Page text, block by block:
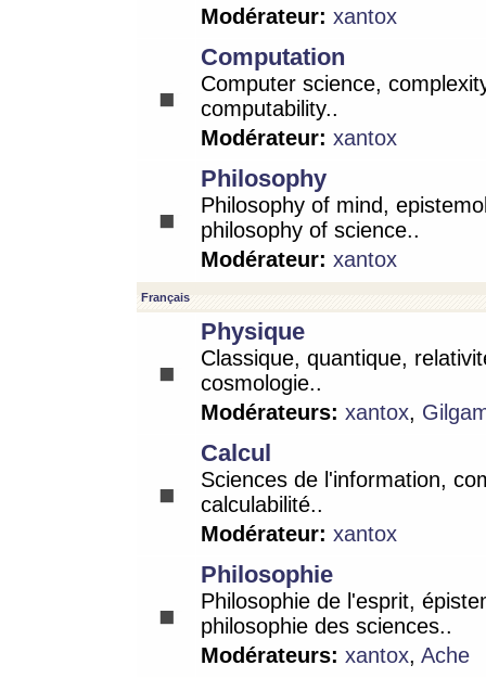
Modérateur: xantox
Computation
Computer science,
computability..
Modérateur: xantox
Philosophy
Philosophy of mind,
philosophy of science..
Modérateur: xantox
Français
Physique
Classique, quantique,
cosmologie..
Modérateurs: xantox,
Calcul
Sciences de l'information,
calculabilité..
Modérateur: xantox
Philosophie
Philosophie de l'esprit,
philosophie des sciences..
Modérateurs: xantox, Ache